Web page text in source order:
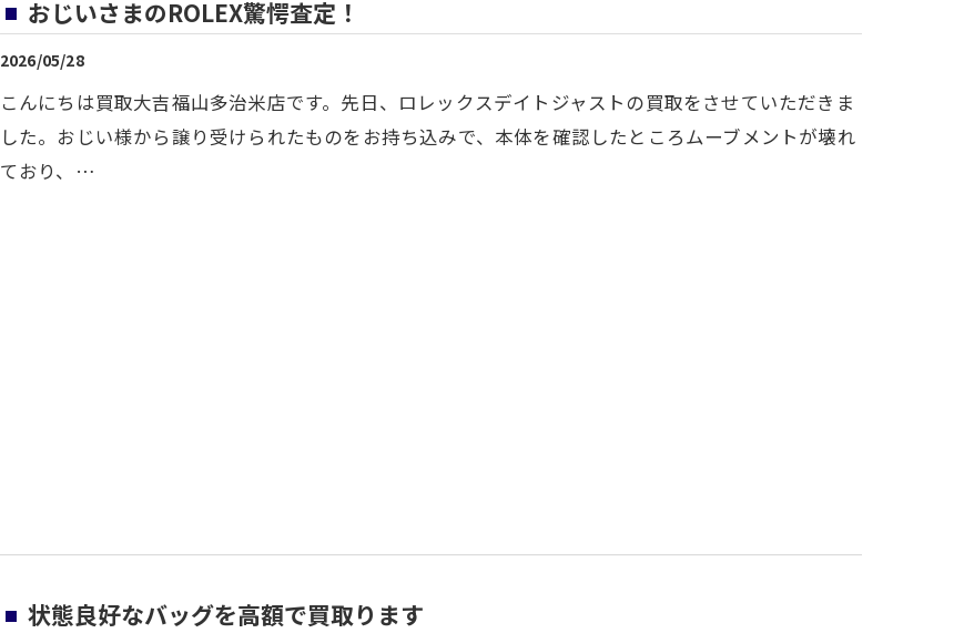
おじいさまのROLEX驚愕査定！
2026/05/28
こんにちは買取大吉福山多治米店です。先日、ロレックスデイトジャストの買取をさせていただきま
した。おじい様から譲り受けられたものをお持ち込みで、本体を確認したところムーブメントが壊れ
ており、…
状態良好なバッグを高額で買取ります